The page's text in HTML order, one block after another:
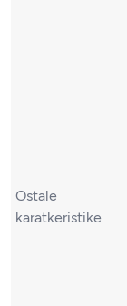
Ostale
karatkeristike